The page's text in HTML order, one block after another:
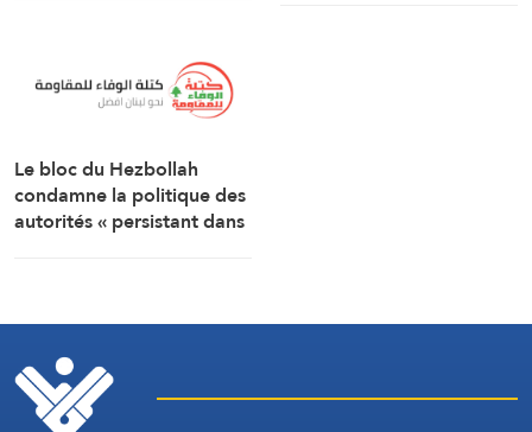
Le bloc du Hezbollah
condamne la politique des
autorités « persistant dans